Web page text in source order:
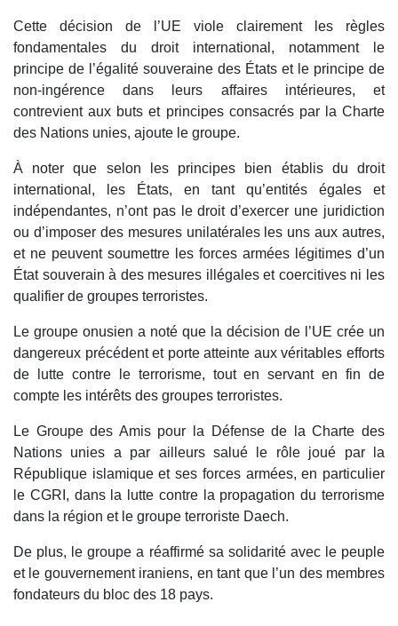
Cette décision de l’UE viole clairement les règles
fondamentales du droit international, notamment le
principe de l’égalité souveraine des États et le principe de
non-ingérence dans leurs affaires intérieures, et
contrevient aux buts et principes consacrés par la Charte
des Nations unies, ajoute le groupe.
À noter que selon les principes bien établis du droit
international, les États, en tant qu’entités égales et
indépendantes, n’ont pas le droit d’exercer une juridiction
ou d’imposer des mesures unilatérales les uns aux autres,
et ne peuvent soumettre les forces armées légitimes d’un
État souverain à des mesures illégales et coercitives ni les
qualifier de groupes terroristes.
Le groupe onusien a noté que la décision de l’UE crée un
dangereux précédent et porte atteinte aux véritables efforts
de lutte contre le terrorisme, tout en servant en fin de
compte les intérêts des groupes terroristes.
Le Groupe des Amis pour la Défense de la Charte des
Nations unies a par ailleurs salué le rôle joué par la
République islamique et ses forces armées, en particulier
le CGRI, dans la lutte contre la propagation du terrorisme
dans la région et le groupe terroriste Daech.
De plus, le groupe a réaffirmé sa solidarité avec le peuple
et le gouvernement iraniens, en tant que l’un des membres
fondateurs du bloc des 18 pays.